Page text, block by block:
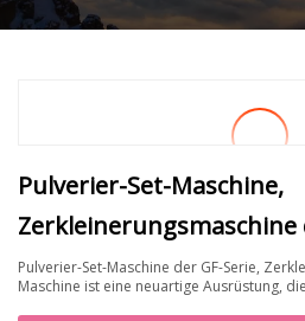
Pulverier-Set-Maschine,
Zerkleinerungsmaschine
Pulverier-Set-Maschine der GF-Serie,
Maschine ist eine neuartige Ausrüstung,